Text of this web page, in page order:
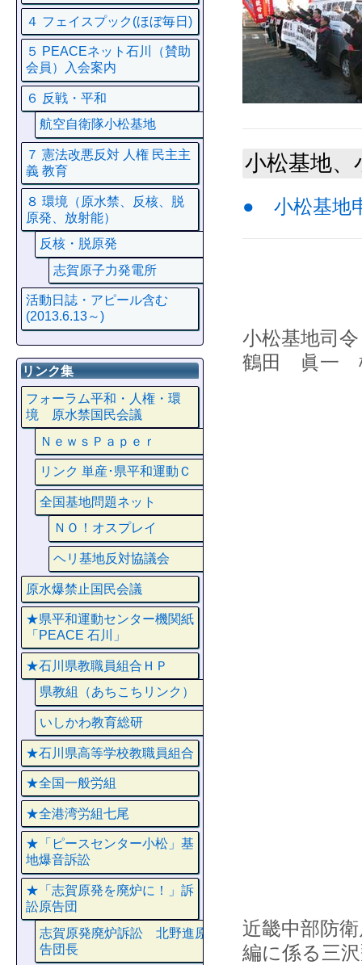
小松基地、
● 小松基地
小松基地司令
鶴田 眞一
近畿中部防
編に係る三
４ フェイスプック(ほぼ毎日)
５ PEACEネット石川（賛助
会員）入会案内
６ 反戦・平和
航空自衛隊小松基地
７ 憲法改悪反対 人権 民主主
義 教育
８ 環境（原水禁、反核、脱
原発、放射能）
反核・脱原発
志賀原子力発電所
活動日誌・アピール含む
(2013.6.13～)
リンク集
フォーラム平和・人権・環
境 原水禁国民会議
ＮｅｗｓＰａｐｅｒ
リンク 単産･県平和運動Ｃ
全国基地問題ネット
ＮＯ！オスプレイ
ヘリ基地反対協議会
原水爆禁止国民会議
★県平和運動センター機関紙
「PEACE 石川」
★石川県教職員組合ＨＰ
県教組（あちこちリンク）
いしかわ教育総研
★石川県高等学校教職員組合
★全国一般労組
★全港湾労組七尾
★「ピースセンター小松」基
地爆音訴訟
★「志賀原発を廃炉に！」訴
訟原告団
志賀原発廃炉訴訟 北野進原
告団長